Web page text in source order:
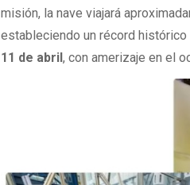
misión, la nave viajará
estableciendo un récord
11 de abril, con amerizaje en el